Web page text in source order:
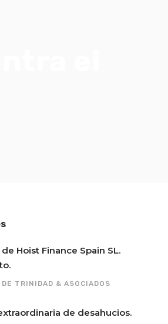
Hoist Finance Spain SL.
DE TRINIDAD & ASOCIADOS
de desahucios.